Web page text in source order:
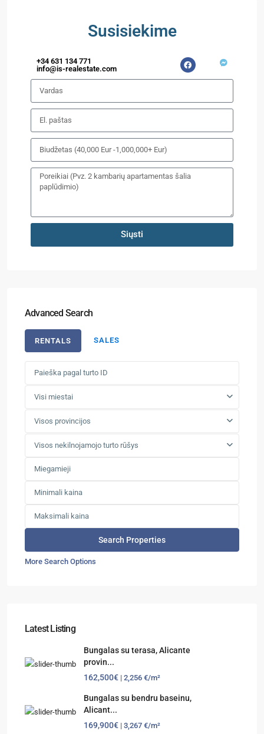
Susisiekime
+34 631 134 771
info@is-realestate.com
Siųsti
Advanced Search
RENTALS SALES
Visi miestai
Visos provincijos
Visos nekilnojamojo turto rūšys
More Search Options
Latest Listing
Bungalas su terasa, Alicante
provin...
162,500€ | 2,256 €/m²
Bungalas su bendru baseinu,
Alicant...
169,900€ | 3,267 €/m²